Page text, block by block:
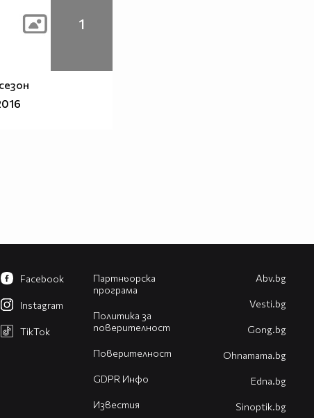
1
Партньорска
програма
Политика за
поверителност
Поверителност
GDPR Инфо
Известия
Facebook
Instagram
TikTok
Abv.bg
Vesti.bg
Gong.bg
Оhnamama.bg
Edna.bg
Sinoptik.bg